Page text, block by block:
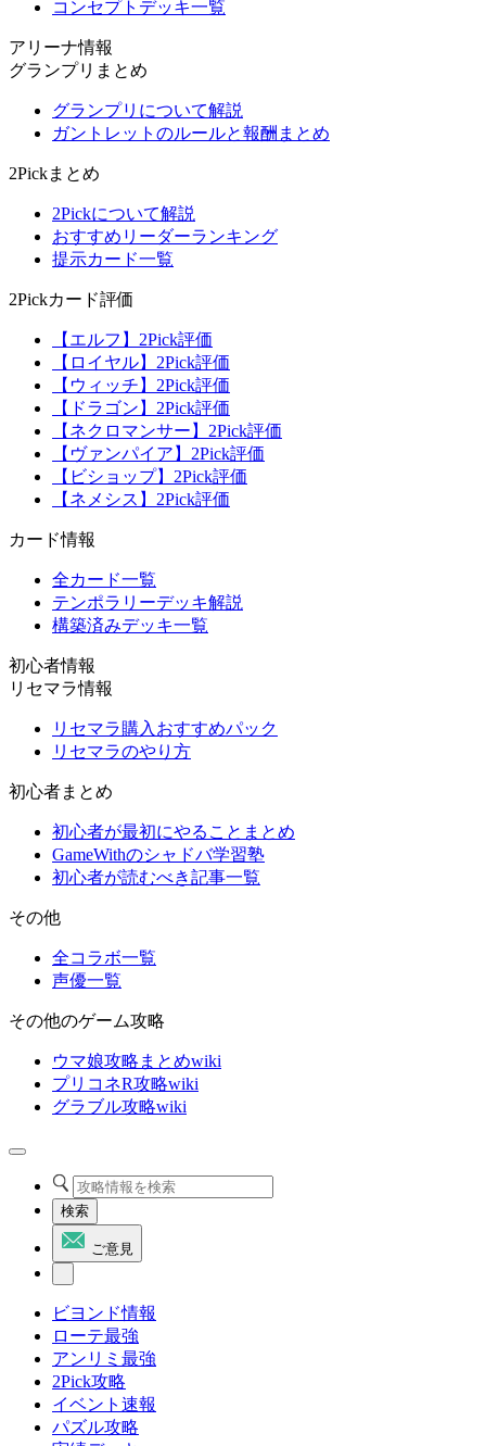
コンセプトデッキ一覧
アリーナ情報
グランプリまとめ
グランプリについて解説
ガントレットのルールと報酬まとめ
2Pickまとめ
2Pickについて解説
おすすめリーダーランキング
提示カード一覧
2Pickカード評価
【エルフ】2Pick評価
【ロイヤル】2Pick評価
【ウィッチ】2Pick評価
【ドラゴン】2Pick評価
【ネクロマンサー】2Pick評価
【ヴァンパイア】2Pick評価
【ビショップ】2Pick評価
【ネメシス】2Pick評価
カード情報
全カード一覧
テンポラリーデッキ解説
構築済みデッキ一覧
初心者情報
リセマラ情報
リセマラ購入おすすめパック
リセマラのやり方
初心者まとめ
初心者が最初にやることまとめ
GameWithのシャドバ学習塾
初心者が読むべき記事一覧
その他
全コラボ一覧
声優一覧
その他のゲーム攻略
ウマ娘攻略まとめwiki
プリコネR攻略wiki
グラブル攻略wiki
検索
ご意見
ビヨンド情報
ローテ最強
アンリミ最強
2Pick攻略
イベント速報
パズル攻略